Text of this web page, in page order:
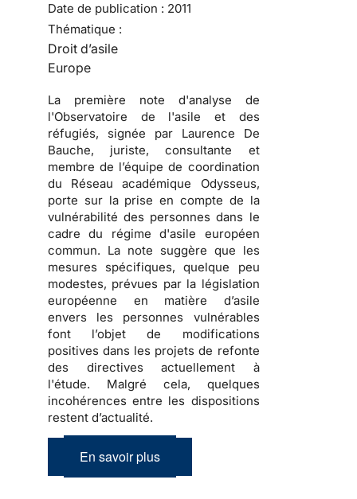
Date de publication : 2011
Thématique :
Droit d’asile
Europe
La première note d'analyse de
l'Observatoire de l'asile et des
réfugiés, signée par Laurence De
Bauche, juriste, consultante et
membre de l’équipe de coordination
du Réseau académique Odysseus,
porte sur la prise en compte de la
vulnérabilité des personnes dans le
cadre du régime d'asile européen
commun. La note suggère que les
mesures spécifiques, quelque peu
modestes, prévues par la législation
européenne en matière d’asile
envers les personnes vulnérables
font l’objet de modifications
positives dans les projets de refonte
des directives actuellement à
l'étude. Malgré cela, quelques
incohérences entre les dispositions
restent d’actualité.
En savoir plus